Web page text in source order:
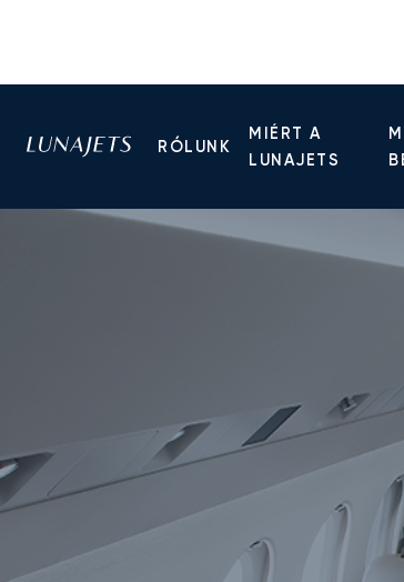
RÓLUNK
MIÉRT A
LUNAJETS